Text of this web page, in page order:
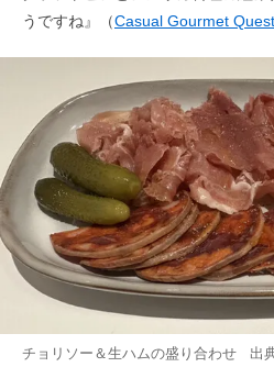
うですね』（Casual Gourmet Quest
チョリソー＆生ハムの盛り合わせ 出